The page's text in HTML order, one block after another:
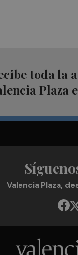
toda la
Plaza
Valencia Plaza,